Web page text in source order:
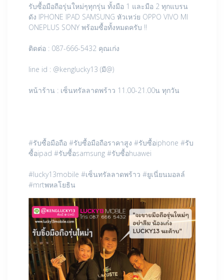
รับซื้อมือถือรุ่นใหม่ๆทุกรุ่น ทั้งมือ 1 และมือ 2 ทุกแบรน
ดัง IPHONE IPAD SAMSUNG หัวเหว่ย OPPO VIVO MI
ONEPLUS SONY พร้อมซื้อทั้งหมดครับ !!
ติดต่อ : 087-666-5432 คุณเก่ง
line id : @kenglucky13 (มี@)
หน้าร้าน : เซ็นทรัลลาดพร้าว 11.00-21.00น ทุกวัน
#รับซื้อมือถือ #รับซื้อมือถือราคาสูง #รับซื้อiphone #รับ
ซื้อipad #รับซื้อsamsung #รับซื้อhuawei
#lucky13mobile #เซ็นทรัลลาดพร้าว #ยูเนี่ยนมอลล์
#mrtพหลโยธิน